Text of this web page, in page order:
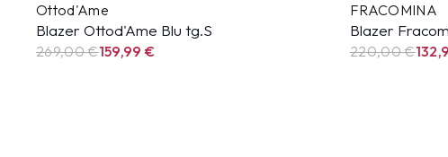
Ottod'Ame
Blazer Ottod'Ame Blu tg.S
269,00 €159,99€
FRACOMINA
Blazer
220,00 €